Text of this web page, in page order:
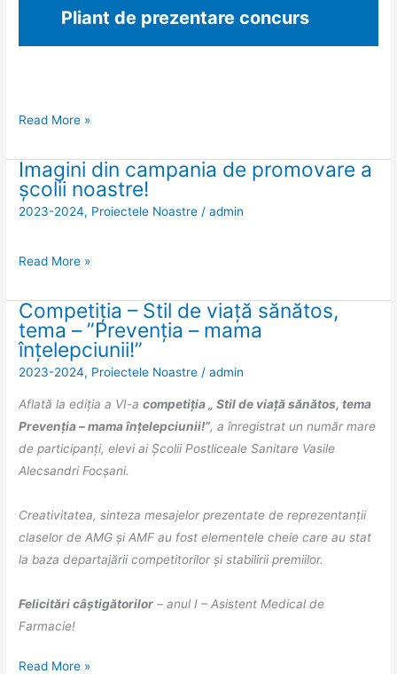
Pliant de prezentare concurs
VII-
15
–
16
Read More »
Imagini din campania de promovare a
școlii noastre!
2023-2024, Proiectele Noastre /admin
Imagini
din
campania
promovare
școlii
noastre!
Read More »
Competiția – Stil de viață sănătos,
tema – ”Prevenția – mama
înțelepciunii!”
2023-2024, Proiectele Noastre /admin
Aflată la ediția a VI-acompetiția „ Stil de viață sănătos, tema
Prevenția – mama înțelepciunii!”, a înregistrat un număr mare
de participanți, elevi ai Școlii Postliceale Sanitare Vasile
Alecsandri Focșani.
Creativitatea, sinteza mesajelor prezentate de reprezentanții
claselor de AMG și AMF au fost elementele cheie care au stat
la baza departajării competitorilor și stabilirii premiilor.
Felicitări câștigătorilor – anul I – Asistent Medical de
Farmacie!
Competiția
–
Stil
de
viață
sănătos,
tema
–
–
mama
înțelepciunii!”
Read More »